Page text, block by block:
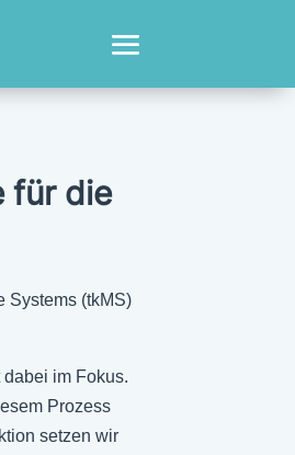
für die
Systems (tkMS)
im Fokus.
Prozess
setzen wir